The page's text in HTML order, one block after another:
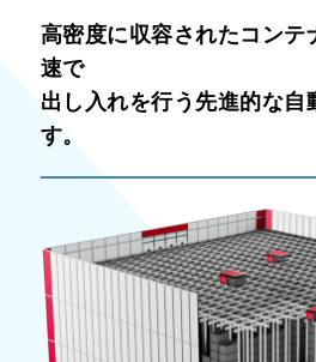
高密度に収容されたコンテ
速で
出し入れを行う先進的な自
す。